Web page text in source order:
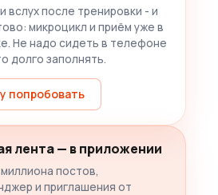
вслух после тренировки - и
микроцикл и приём уже в
Не надо сидеть в телефоне
долго заполнять.
попробовать
лента — в приложении
постов,
и приглашения от